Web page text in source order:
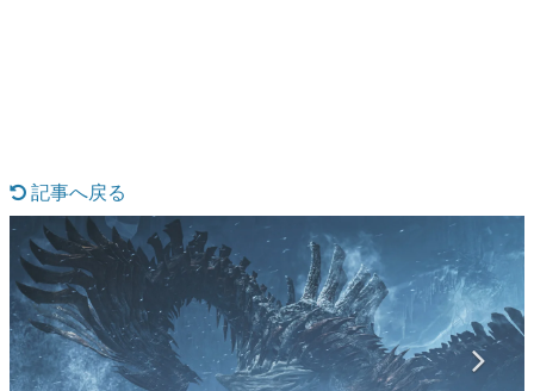
なんでゲームは面白い？
ゲーム開発者・hamatsu氏がゲームの魅力を画面や操作の
具体的な形から解き明かしていく、硬派で骨太な評論連載
です。
ゲームが変えた日本語
「経験値」「裏技」「ラスボス」… ゲームにまつわる言葉
の起源や用法の変遷を、コンピューター文化史研究家・タ
イニーP氏が徹底調査。
記事へ戻る